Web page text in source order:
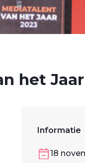
het Jaar
Informatie
18